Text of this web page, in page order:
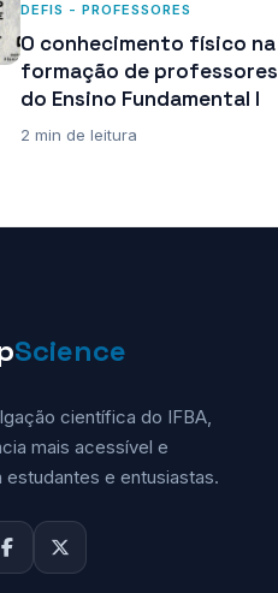
DEFIS - PROFESSORES
O conhecimento físico na
formação de professores
do Ensino Fundamental I
2 min de leitura
Science
científica do IFBA,
mais acessível e
estudantes e entusiastas.